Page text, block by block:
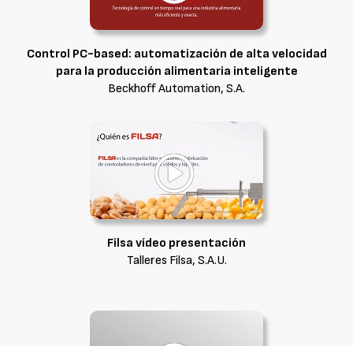
Control PC-based: automatización de alta velocidad
para la producción alimentaria inteligente
Beckhoff Automation, S.A.
Filsa vídeo presentación
Talleres Filsa, S.A.U.